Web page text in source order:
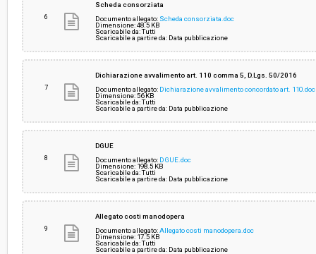
6
Scheda consorziata
Documento allegato: Scheda consorziata.doc
Dimensione: 48.5 KB
Scaricabile da: Tutti
Scaricabile a partire da: Data pubblicazione
7
Dichiarazione avvalimento art. 110 comma 5, D.Lgs. 50/2016
Documento allegato: Dichiarazione avvalimento concordato art. 110.doc
Dimensione: 56 KB
Scaricabile da: Tutti
Scaricabile a partire da: Data pubblicazione
8
DGUE
Documento allegato: DGUE.doc
Dimensione: 198.5 KB
Scaricabile da: Tutti
Scaricabile a partire da: Data pubblicazione
9
Allegato costi manodopera
Documento allegato:Allegato costi manodopera.doc
Dimensione: 17.5 KB
Scaricabile da: Tutti
Scaricabile a partire da: Data pubblicazione